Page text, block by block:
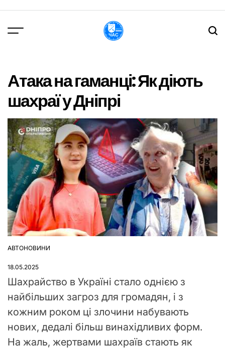
вмісту
Атака на гаманці: Як діють
шахраї у Дніпрі
ОПУБЛІКУВАТИ
АВТОНОВИНИ
18.05.2025
Шахрайство в Україні стало однією з
найбільших загроз для громадян, і з
кожним роком ці злочини набувають
нових, дедалі більш винахідливих форм.
На жаль, жертвами шахраїв стають як